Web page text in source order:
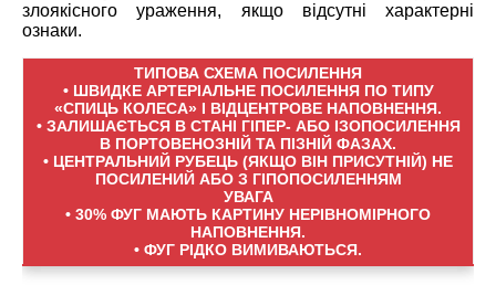
злоякісного ураження, якщо відсутні характерні
ознаки.
ТИПОВА СХЕМА ПОСИЛЕННЯ
• ШВИДКЕ АРТЕРІАЛЬНЕ ПОСИЛЕННЯ ПО ТИПУ
«СПИЦЬ КОЛЕСА» І ВІДЦЕНТРОВЕ НАПОВНЕННЯ.
• ЗАЛИШАЄТЬСЯ В СТАНІ ГІПЕР- АБО ІЗОПОСИЛЕННЯ
В ПОРТОВЕНОЗНІЙ ТА ПІЗНІЙ ФАЗАХ.
• ЦЕНТРАЛЬНИЙ РУБЕЦЬ (ЯКЩО ВІН ПРИСУТНІЙ) НЕ
ПОСИЛЕНИЙ АБО З ГІПОПОСИЛЕННЯМ
УВАГА
• 30% ФУГ МАЮТЬ КАРТИНУ НЕРІВНОМІРНОГО
НАПОВНЕННЯ.
• ФУГ РІДКО ВИМИВАЮТЬСЯ.